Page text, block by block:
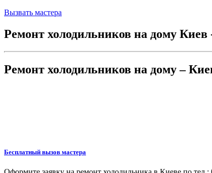
Вызвать мастера
Ремонт холодильников на дому
Ремонт холодильников на дому –
Бесплатный вызов мастера